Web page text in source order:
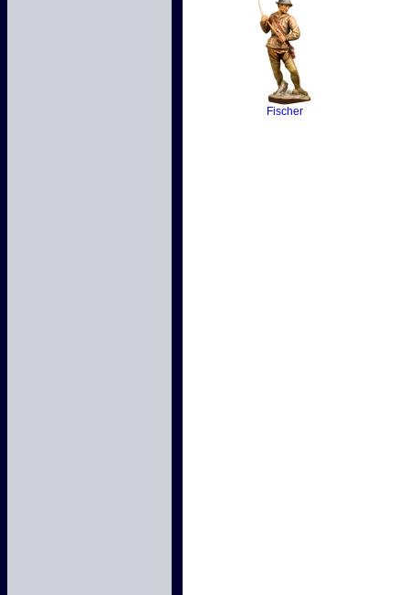
Fischer